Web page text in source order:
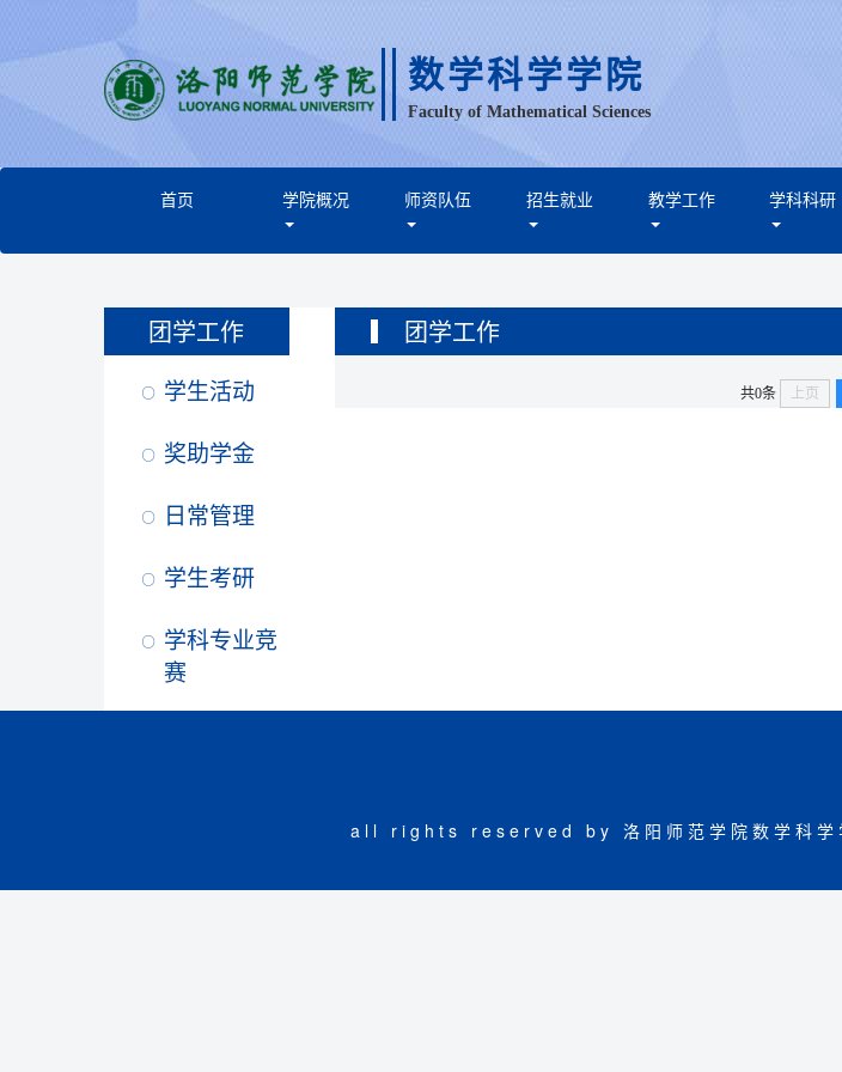
数学科学学院
Faculty of Mathematical Sciences
首页 学院概况 师资队伍 招生就业 教学工作 学科科研
团学工作
学生活动
奖助学金
日常管理
学生考研
学科专业竞
赛
团学工作
共0条 上页
all rights reserved by 洛阳师范学院数学科学